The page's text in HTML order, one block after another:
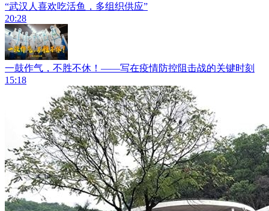
“武汉人喜欢吃活鱼，多组织供应”
20:28
一鼓作气，不胜不休！——写在疫情防控阻击战的关键时刻
15:18